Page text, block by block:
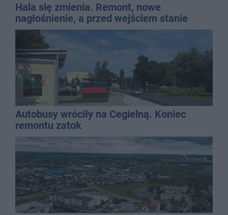
Hala się zmienia. Remont, nowe
nagłośnienie, a przed wejściem stanie
QEMETICA ARENA
Autobusy wróciły na Cegielną. Koniec
remontu zatok